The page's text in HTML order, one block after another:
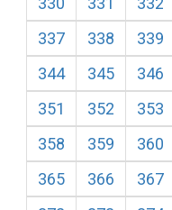
337
338 339
344
345 346
351
352 353
358
359 360
365
366 367